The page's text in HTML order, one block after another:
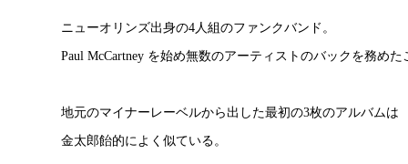
ニューオリンズ出身の4人組のファンクバンド。
Paul McCartney を始め無数のアーティストのバックを務めた
地元のマイナーレーベルから出した最初の3枚のアルバムは
金太郎飴的によく似ている。